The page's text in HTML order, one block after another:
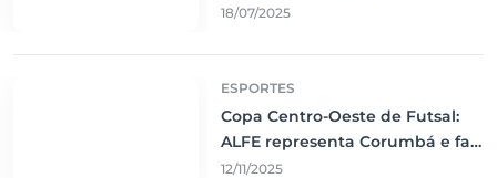
Corumbá
18/07/2025
ESPORTES
Copa Centro-Oeste de Futsal:
ALFE representa Corumbá e faz
jogo emocionante contra o Vila
12/11/2025